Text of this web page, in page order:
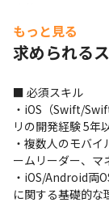
・コード品質の改
・開発フォロー
・iOS/Android間
共有会などの仕組
・開発効率の向上
発プロセスの標準
・チームとしての
の推進
もっと見る
求められる
■ 必須スキル
・iOS（Swift/
リの開発経験 5年
・複数人のモバ
ームリーダー、マ
・iOS/Android両
に関する基礎的な